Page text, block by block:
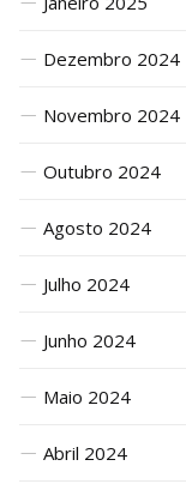
Dezembro 2024
Novembro 2024
Outubro 2024
Agosto 2024
Julho 2024
Junho 2024
Maio 2024
Abril 2024